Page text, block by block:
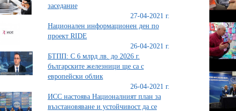
заседание
27-04-2021 г.
Национален информационен ден по
проект RIDE
26-04-2021 г.
БТПП: С 6 млрд лв. до 2026 г.
българските железници ще са с
европейски облик
26-04-2021 г.
ИСС настоява Националният план за
възстановяване и устойчивост да се